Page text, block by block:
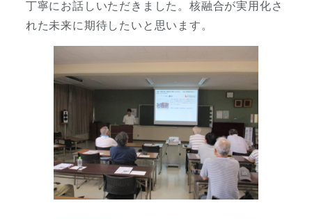
丁寧にお話しいただきました。核融合が実用化さ
れた未来に期待したいと思います。